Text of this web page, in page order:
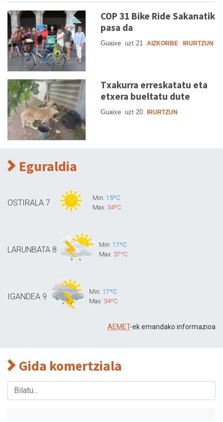
COP 31 Bike Ride Sakanatik
pasa da
Guaixe uzt 21 AIZKORBE IRURTZUN
Txakurra erreskatatu eta
etxera bueltatu dute
Guaixe uzt 20 IRURTZUN
Eguraldia
OSTIRALA 7
Min: 15ºC
Max: 34ºC
LARUNBATA 8
Min: 17ºC
Max: 37ºC
IGANDEA 9
Min: 17ºC
Max: 34ºC
AEMET-ek emandako informazioa
Gida komertziala